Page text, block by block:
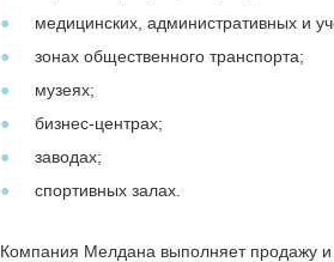
медицинских, административных и
зонах общественного транспорта;
музеях;
бизнес-центрах;
заводах;
спортивных залах.
Компания Мелдана выполняет продажу и